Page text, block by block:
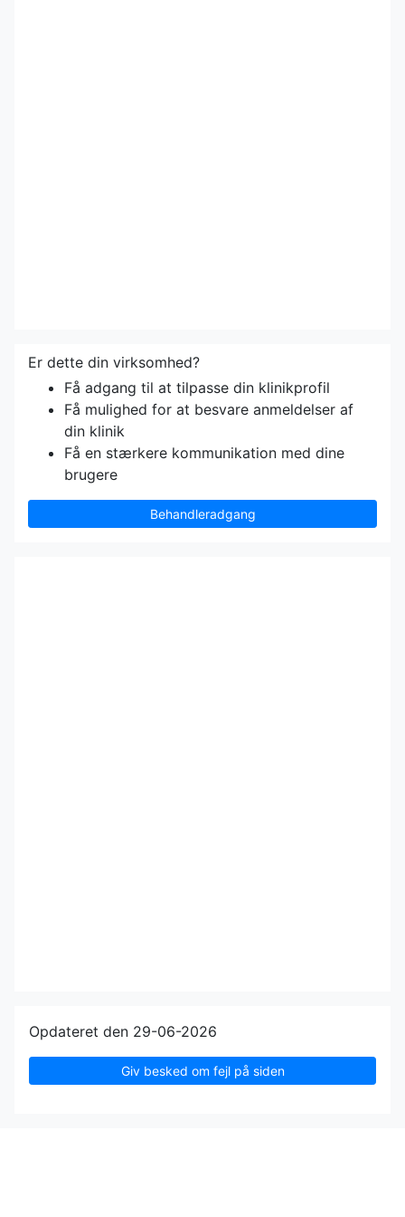
Er dette din virksomhed?
Få adgang til at tilpasse din klinikprofil
Få mulighed for at besvare anmeldelser af
din klinik
Få en stærkere kommunikation med dine
brugere
Behandleradgang
Opdateret den 29-06-2026
Giv besked om fejl på siden